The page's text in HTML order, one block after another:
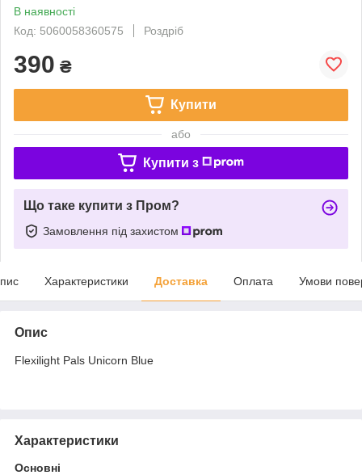
В наявності
Код: 5060058360575
Роздріб
390 ₴
Купити
або
Купити з
Що таке купити з Пром?
Замовлення під захистом
Характеристики Доставка Оплата Умови
Опис
Flexilight Pals Unicorn Blue
Характеристики
Основні